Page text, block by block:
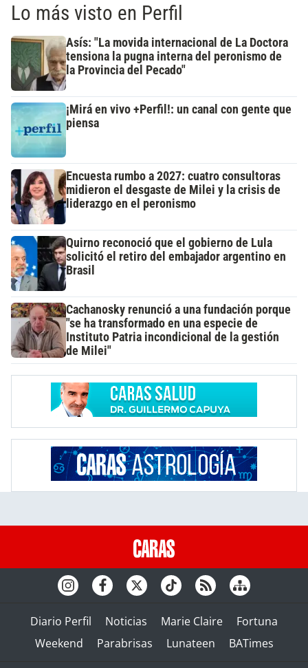
Lo más visto en Perfil
Asís: "La movida internacional de La Doctora
tensiona la pugna interna del peronismo de
la Provincia del Pecado"
¡Mirá en vivo +Perfil!: un canal con gente que
piensa
Encuesta rumbo a 2027: cuatro consultoras
midieron el desgaste de Milei y la crisis de
liderazgo en el peronismo
Quirno reconoció que el gobierno de Lula
solicitó el retiro del embajador argentino en
Brasil
Cachanosky renunció a una fundación porque
"se ha transformado en una especie de
Instituto Patria incondicional de la gestión
de Milei"
Diario Perfil Noticias Marie Claire
Fortuna
Weekend
Parabrisas Lunateen BATimes